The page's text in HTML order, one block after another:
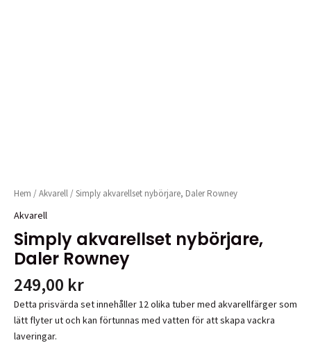
Hem /Akvarell / Simply akvarellset nybörjare, Daler Rowney
Akvarell
Simply akvarellset nybörjare,
Daler Rowney
249,00 kr
Detta prisvärda set innehåller 12 olika tuber med akvarellfärger som
lätt flyter ut och kan förtunnas med vatten för att skapa vackra
laveringar.